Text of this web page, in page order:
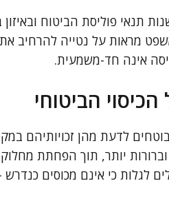
פוליסת הביטוח ובאיזון
מראות על נטייה להרחיב את
אינה חד-משמעית.
הביטוחי
לדעת מהן זכויותיהם
יותר, תוך הפחתת
לגלות כי אינם מכוסים